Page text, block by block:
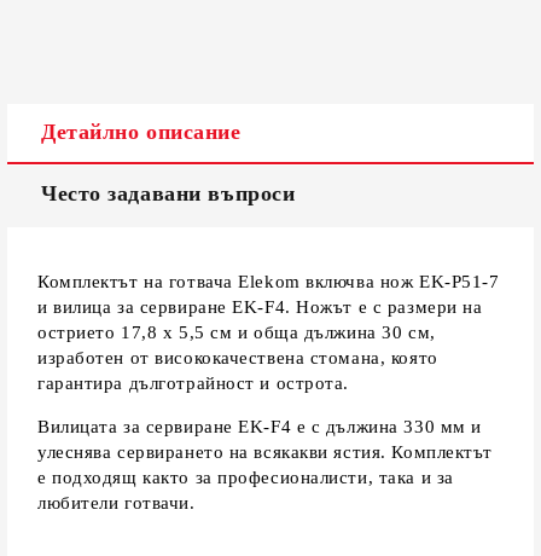
Съгласен съм с
Ние ще се свържем с вас в рамките на работния ден.
Детайлно описание
Често задавани въпроси
Комплектът на готвача Elekom включва нож EK-P51-7
и вилица за сервиране EK-F4. Ножът е с размери на
острието 17,8 x 5,5 см и обща дължина 30 см,
изработен от висококачествена стомана, която
гарантира дълготрайност и острота.
Вилицата за сервиране EK-F4 е с дължина 330 мм и
улеснява сервирането на всякакви ястия. Комплектът
е подходящ както за професионалисти, така и за
любители готвачи.